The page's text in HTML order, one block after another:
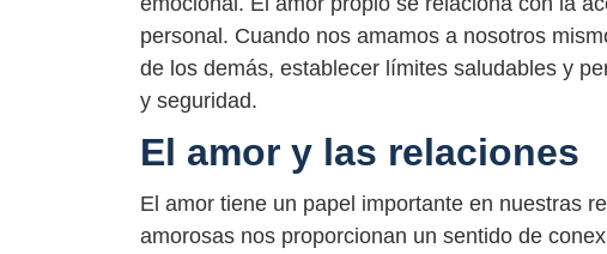
personal. Cuando nos amamos a nosotros
de los demás, establecer límites saludables y
y seguridad.
El amor y las relaciones
El amor tiene un papel importante en nuestras
amorosas nos proporcionan un sentido de